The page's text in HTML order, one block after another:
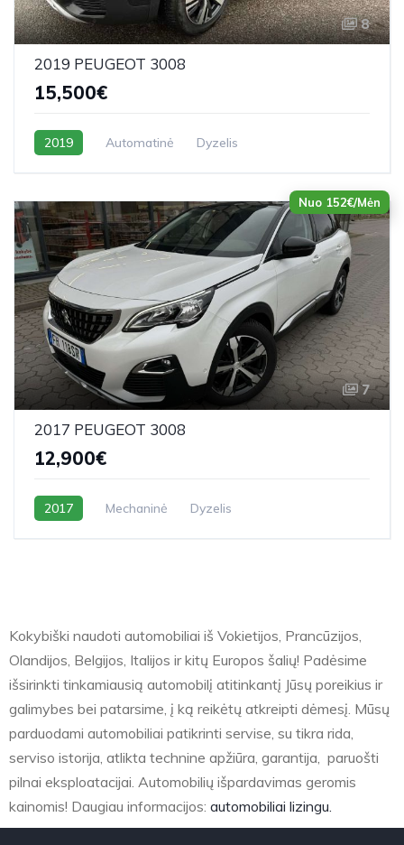
8
2019 PEUGEOT 3008
15,500€
2019 Automatinė Dyzelis
Nuo 152€/Mėn
7
2017 PEUGEOT 3008
12,900€
2017 Mechaninė Dyzelis
Kokybiški naudoti automobiliai iš Vokietijos, Prancūzijos,
Olandijos, Belgijos, Italijos ir kitų Europos šalių! Padėsime
išsirinkti tinkamiausią automobilį atitinkantį Jūsų poreikius ir
galimybes bei patarsime, į ką reikėtų atkreipti dėmesį. Mūsų
parduodami automobiliai patikrinti servise, su tikra rida,
serviso istorija, atlikta technine apžiūra, garantija, paruošti
pilnai eksploatacijai. Automobilių išpardavimas geromis
kainomis! Daugiau informacijos: automobiliai lizingu.